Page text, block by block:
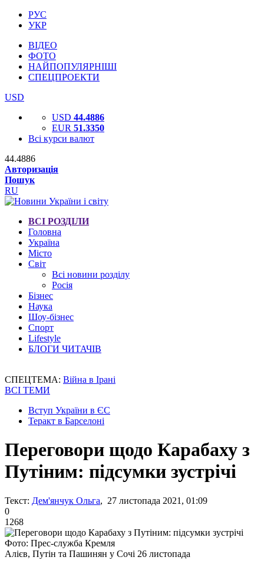
РУС
УКР
ВІДЕО
ФОТО
НАЙПОПУЛЯРНІШІ
СПЕЦПРОЕКТИ
USD
USD 44.4886
EUR 51.3350
Всі курси валют
44.4886
Авторизація
Пошук
RU
ВСІ РОЗДІЛИ
Головна
Україна
Місто
Світ
Всі новини розділу
Росія
Бізнес
Наука
Шоу-бізнес
Спорт
Lifestyle
БЛОГИ ЧИТАЧІВ
СПЕЦТЕМА: Війна в Ірані
ВСІ ТЕМИ
Вступ України в ЄС
Теракт в Барселоні
Переговори щодо Карабаху з
Путіним: підсумки зустрічі
Текст: Дем'янчук Ольга, 27 листопада 2021, 01:09
0
1268
Фото: Прес-служба Кремля
Алієв, Путін та Пашинян у Сочі 26 листопада